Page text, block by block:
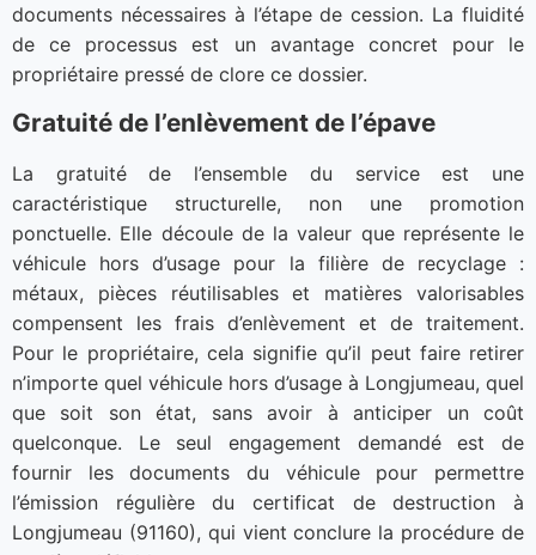
documents nécessaires à l’étape de cession. La fluidité
de ce processus est un avantage concret pour le
propriétaire pressé de clore ce dossier.
Gratuité de l’enlèvement de l’épave
La gratuité de l’ensemble du service est une
caractéristique structurelle, non une promotion
ponctuelle. Elle découle de la valeur que représente le
véhicule hors d’usage pour la filière de recyclage :
métaux, pièces réutilisables et matières valorisables
compensent les frais d’enlèvement et de traitement.
Pour le propriétaire, cela signifie qu’il peut faire retirer
n’importe quel véhicule hors d’usage à Longjumeau, quel
que soit son état, sans avoir à anticiper un coût
quelconque. Le seul engagement demandé est de
fournir les documents du véhicule pour permettre
l’émission régulière du certificat de destruction à
Longjumeau (91160), qui vient conclure la procédure de